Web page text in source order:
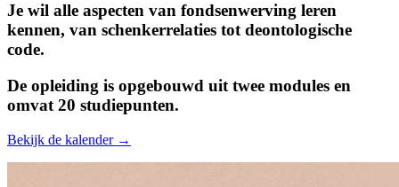
Je wil alle aspecten van fondsenwerving leren
kennen, van schenkerrelaties tot deontologische
code.
De opleiding is opgebouwd uit twee modules en
omvat 20 studiepunten.
Bekijk de kalender →